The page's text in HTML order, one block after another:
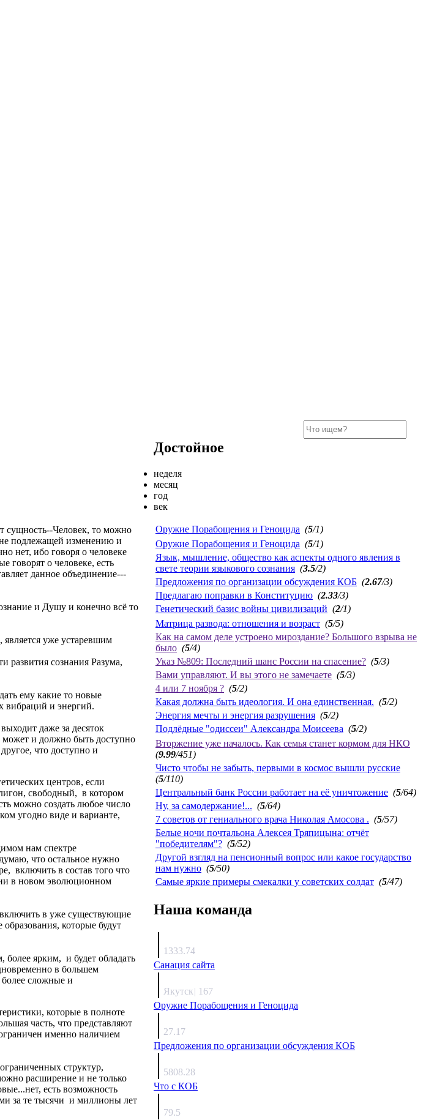
сущность--Человек, то можно
подлежащей изменению и
нет, ибо говоря о человеке
говорят о человеке, есть
данное объединение---
и Душу и конечно всё то
является уже устаревшим
развития сознания Разума,
ему какие то новые
вибраций и энергий.
даже за десяток
может и должно быть доступно
что доступно и
центров, если
свободный, в котором
можно создать любое число
угодно виде и варианте,
нам спектре
что остальное нужно
включить в состав того что
в новом эволюционном
в уже существующие
которые будут
более ярким, и будет обладать
в большем
более сложные и
которые в полноте
часть, что представляют
именно наличием
структур,
расширение и не только
есть возможность
за те тысячи и миллионы лет
Достойное
неделя
месяц
год
век
Оружие Порабощения и Геноцида (5/1)
Оружие Порабощения и Геноцида (5/1)
Язык, мышление, общество как аспекты одного явления в
свете теории языкового сознания (3.5/2)
Предложения по организации обсуждения КОБ (2.67/3)
Предлагаю поправки в Конституцию (2.33/3)
Генетический базис войны цивилизаций (2/1)
Матрица развода: отношения и возраст (5/5)
Как на самом деле устроено мироздание? Большого взрыва не
было (5/4)
Указ №809: Последний шанс России на спасение? (5/3)
Вами управляют. И вы этого не замечаете (5/3)
4 или 7 ноября ? (5/2)
Какая должна быть идеология. И она единственная. (5/2)
Энергия мечты и энергия разрушения (5/2)
Подлёдные "одиссеи" Александра Моисеева (5/2)
Вторжение уже началось. Как семья станет кормом для НКО
(9.99/451)
Чисто чтобы не забыть, первыми в космос вышли русские
(5/110)
Центральный банк России работает на её уничтожение (5/64)
Ну, за самодержание!... (5/64)
7 советов от гениального врача Николая Амосова . (5/57)
Белые ночи почтальона Алексея Тряпицына: отчёт
"победителям"? (5/52)
Другой взгляд на пенсионный вопрос или какое государство
нам нужно (5/50)
Самые яркие примеры смекалки у советских солдат (5/47)
Наша команда
1333.74
Санация сайта
Якутск| 167
Оружие Порабощения и Геноцида
27.17
Предложения по организации обсуждения КОБ
5808.28
Что с КОБ
79.5